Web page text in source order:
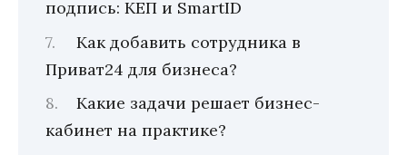
подпись: КЕП и SmartID
Как добавить сотрудника в
Приват24 для бизнеса?
Какие задачи решает бизнес-
кабинет на практике?